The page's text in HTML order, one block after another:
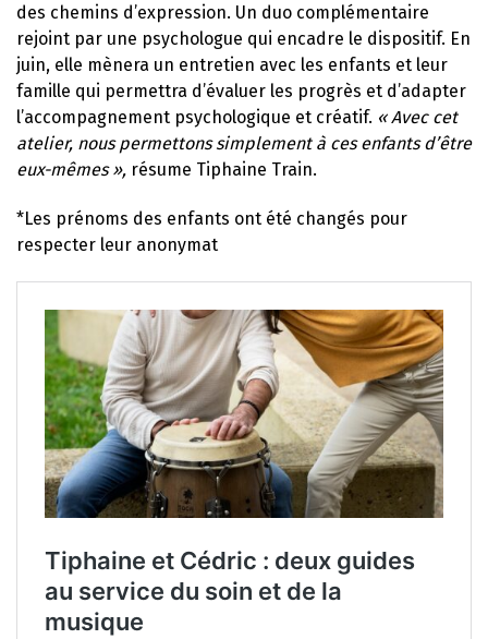
des chemins d’expression. Un duo complémentaire
rejoint par une psychologue qui encadre le dispositif. En
juin, elle mènera un entretien avec les enfants et leur
famille qui permettra d’évaluer les progrès et d’adapter
l’accompagnement psychologique et créatif. « Avec cet
atelier, nous permettons simplement à ces enfants d’être
eux-mêmes », résume Tiphaine Train.
*Les prénoms des enfants ont été changés pour
respecter leur anonymat